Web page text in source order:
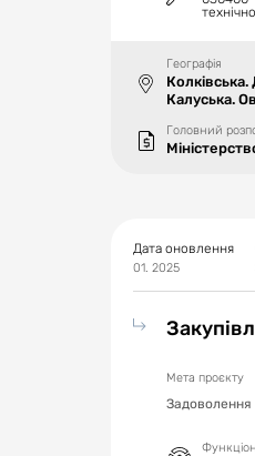
Географія
Калуська.
Головний
Дата оновлення
01. 2025
Мета проєкту
Задоволення